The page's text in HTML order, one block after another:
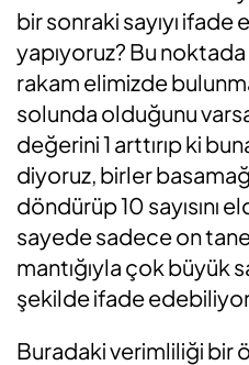
bir sonraki sayıyı
yapıyoruz? Bu
rakam elimizde
solunda olduğunu
değerini 1 arttırıp ki
diyoruz, birler
döndürüp 10 sayısını
sayede sadece on
mantığıyla çok büyük
şekilde ifade
Buradaki verimliliği bir